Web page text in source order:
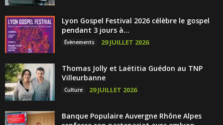
Lyon Gospel Festival 2026 célèbre le gospel
pendant 3 jours à...
Évènements 29 JUILLET 2026
Thomas Jolly et Laëtitia Guédon au TNP
Villeurbanne
Culture 29 JUILLET 2026
Banque Populaire Auvergne Rhône Alpes